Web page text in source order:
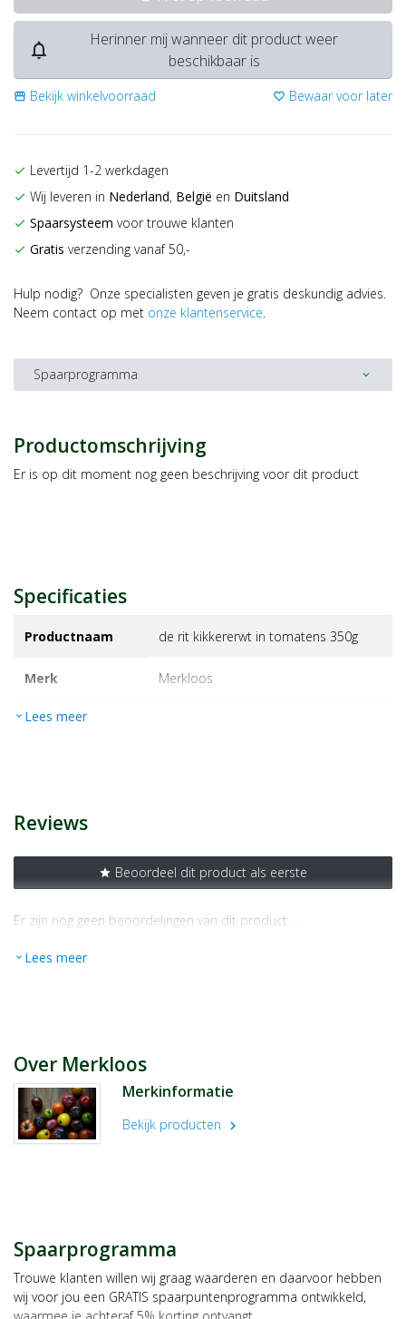
notifications_none
Herinner mij wanneer dit product weer
beschikbaar is
storefront Bekijk winkelvoorraad favorite_border Bewaar voor later
check Levertijd 1-2 werkdagen
check Wij leveren in Nederland, België en Duitsland
check Spaarsysteem voor trouwe klanten
check Gratis verzending vanaf 50,-
Hulp nodig? Onze specialisten geven je gratis deskundig advies.
Neem contact op met onze klantenservice.
Spaarprogramma expand_more
Productomschrijving
Er is op dit moment nog geen beschrijving voor dit product
Specificaties
Productnaam de rit kikkererwt in tomatens 350g
Merk merkloos
EAN
expand_more Lees meer
Reviews
star Beoordeel dit product als eerste
Er zijn nog geen beoordelingen van dit product …
expand_more Lees meer
Over Merkloos
Merkinformatie
Bekijk producten chevron_right
Spaarprogramma
Trouwe klanten willen wij graag waarderen en daarvoor hebben
wij voor jou een GRATIS spaarpuntenprogramma ontwikkeld,